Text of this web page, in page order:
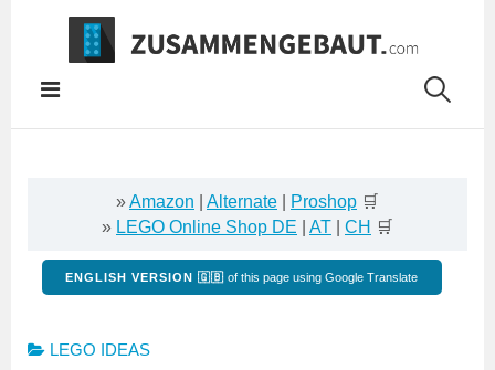
Springe
Inhalt
»Amazon Alternate Proshop 🛒
» LEGO Online Shop DE AT CH 🛒
ENGLISH VERSION 🇬🇧 of this page using Google Translate
LEGO IDEAS